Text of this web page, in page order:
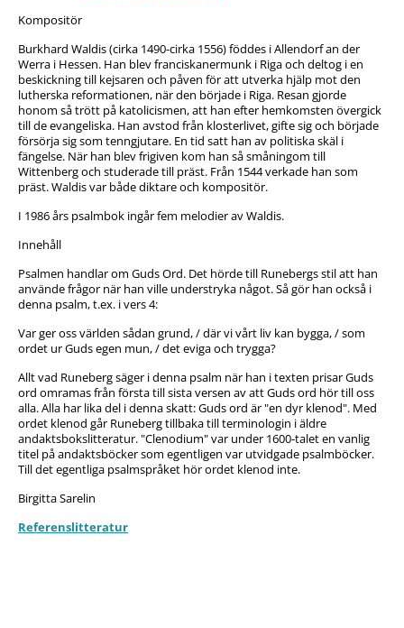
Kompositör
Burkhard Waldis (cirka 1490-cirka 1556) föddes i Allendorf an der
Werra i Hessen. Han blev franciskanermunk i Riga och deltog i en
beskickning till kejsaren och påven för att utverka hjälp mot den
lutherska reformationen, när den började i Riga. Resan gjorde
honom så trött på katolicismen, att han efter hemkomsten övergick
till de evangeliska. Han avstod från klosterlivet, gifte sig och började
försörja sig som tenngjutare. En tid satt han av politiska skäl i
fängelse. När han blev frigiven kom han så småningom till
Wittenberg och studerade till präst. Från 1544 verkade han som
präst. Waldis var både diktare och kompositör.
I 1986 års psalmbok ingår fem melodier av Waldis.
Innehåll
Psalmen handlar om Guds Ord. Det hörde till Runebergs stil att han
använde frågor när han ville understryka något. Så gör han också i
denna psalm, t.ex. i vers 4:
Var ger oss världen sådan grund, / där vi vårt liv kan bygga, / som
ordet ur Guds egen mun, / det eviga och trygga?
Allt vad Runeberg säger i denna psalm när han i texten prisar Guds
ord omramas från första till sista versen av att Guds ord hör till oss
alla. Alla har lika del i denna skatt: Guds ord är "en dyr klenod". Med
ordet klenod går Runeberg tillbaka till terminologin i äldre
andaktsbokslitteratur. "Clenodium" var under 1600-talet en vanlig
titel på andaktsböcker som egentligen var utvidgade psalmböcker.
Till det egentliga psalmspråket hör ordet klenod inte.
Birgitta Sarelin
Referenslitteratur